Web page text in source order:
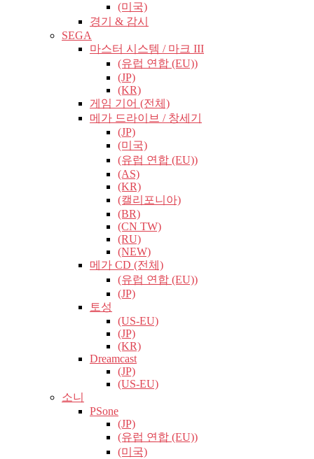
(미국)
경기 & 감시
SEGA
마스터 시스템 / 마크 III
(유럽​​ 연합 (EU))
(JP)
(KR)
게임 기어 (전체)
메가 드라이브 / 창세기
(JP)
(미국)
(유럽​​ 연합 (EU))
(AS)
(KR)
(캘리포니아)
(BR)
(CN TW)
(RU)
(NEW)
메가 CD (전체)
(유럽​​ 연합 (EU))
(JP)
토성
(US-EU)
(JP)
(KR)
Dreamcast
(JP)
(US-EU)
소니
PSone
(JP)
(유럽​​ 연합 (EU))
(미국)